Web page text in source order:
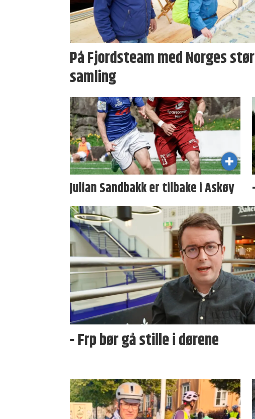
På Fjordsteam med Norges
samling
Julian Sandbakk er tilbake i Askøy
- Frp bør gå stille i dørene